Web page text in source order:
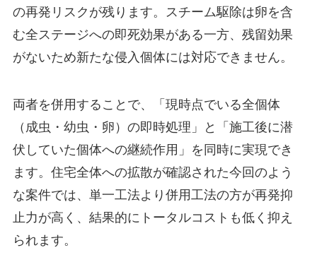
の再発リスクが残ります。スチーム駆除は卵を含
む全ステージへの即死効果がある一方、残留効果
がないため新たな侵入個体には対応できません。
両者を併用することで、「現時点でいる全個体
（成虫・幼虫・卵）の即時処理」と「施工後に潜
伏していた個体への継続作用」を同時に実現でき
ます。住宅全体への拡散が確認された今回のよう
な案件では、単一工法より併用工法の方が再発抑
止力が高く、結果的にトータルコストも低く抑え
られます。